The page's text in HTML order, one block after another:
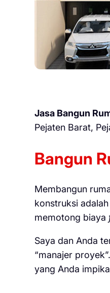
Jasa Bangun
Pejaten Barat,
Bangun
Membangun
konstruksi
memotong biaya
Saya dan Anda
“manajer
yang Anda